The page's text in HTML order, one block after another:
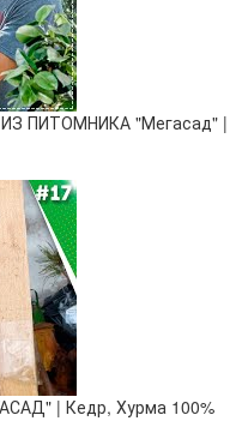
ПИТОМНИКА "Мегасад" |
| Кедр, Хурма 100%